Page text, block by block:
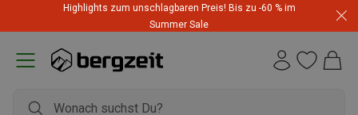
Highlights zum unschlagbaren Preis! Bis zu -60 % im
Summer Sale